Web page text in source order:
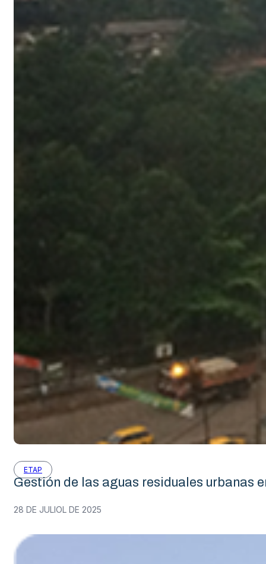
Politech by Ilerdagua
ETAP
Gestión de las aguas residuales urbanas
28 DE JULIOL DE 2025